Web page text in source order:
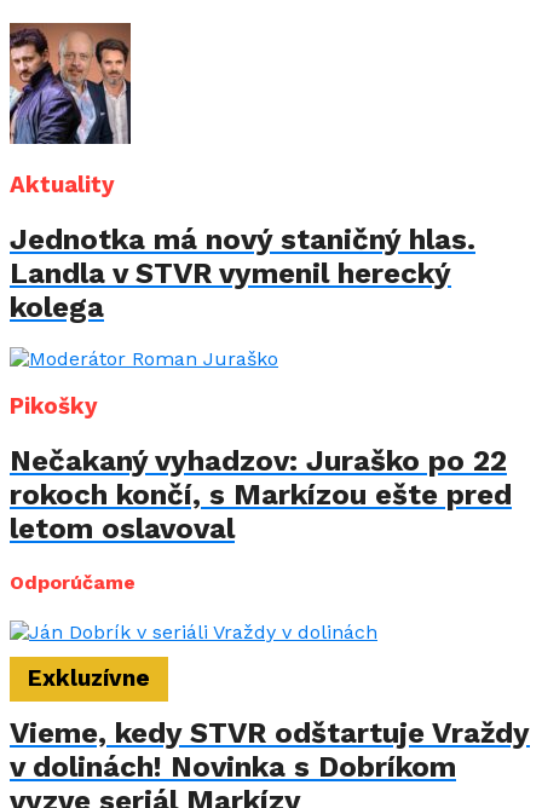
Aktuality
Jednotka má nový staničný hlas.
Landla v STVR vymenil herecký
kolega
Pikošky
Nečakaný vyhadzov: Juraško po 22
rokoch končí, s Markízou ešte pred
letom oslavoval
Odporúčame
Exkluzívne
Vieme, kedy STVR odštartuje Vraždy
v dolinách! Novinka s Dobríkom
vyzve seriál Markízy